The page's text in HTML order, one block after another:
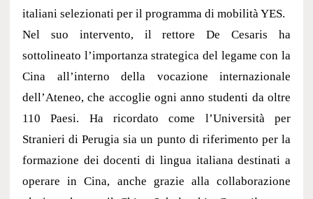
italiani selezionati per il programma di mobilità YES.
Nel suo intervento, il rettore De Cesaris ha
sottolineato l’importanza strategica del legame con la
Cina all’interno della vocazione internazionale
dell’Ateneo, che accoglie ogni anno studenti da oltre
110 Paesi. Ha ricordato come l’Università per
Stranieri di Perugia sia un punto di riferimento per la
formazione dei docenti di lingua italiana destinati a
operare in Cina, anche grazie alla collaborazione